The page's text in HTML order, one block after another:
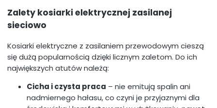
Zalety kosiarki elektrycznej zasilanej
sieciowo
Kosiarki elektryczne z zasilaniem przewodowym cieszą
się dużą popularnością dzięki licznym zaletom. Do ich
największych atutów należą:
Cicha i czysta praca – nie emitują spalin ani
nadmiernego hałasu, co czyni je przyjaznymi dla